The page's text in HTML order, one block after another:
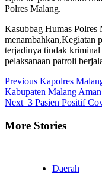
Polres Malang.
Kasubbag Humas
menambahkan,Kegiatan
terjadinya tindak kriminal
pelaksanaan patroli
Continue
Reading
Previous Kapolres
Kabupaten Malang
Next 3 Pasien Positif
More Stories
Daerah